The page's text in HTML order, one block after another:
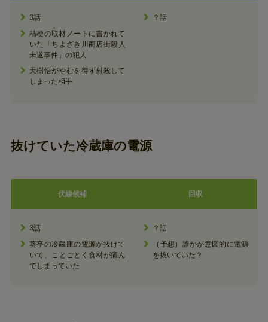
3話
桔梗の取材ノートに書かれて
いた「ちよざき川商店街殺人
未遂事件」の犯人
天樹悟がやむを得ず射殺して
しまった相手
？話
抜けていた冷蔵庫の電源
伏線候補 回収
3話
葵亭の冷蔵庫の電源が抜けて
いて、ことごとく食材が痛ん
でしまっていた
？話
（予想）誰かが意図的に電源
を抜いていた？